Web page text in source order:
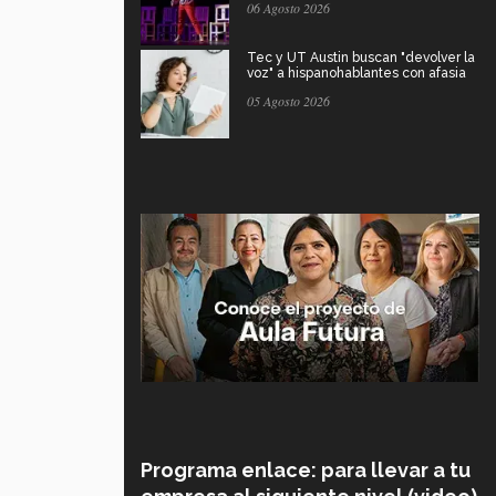
06 Agosto 2026
Tec y UT Austin buscan "devolver la
voz" a hispanohablantes con afasia
05 Agosto 2026
Programa enlace: para llevar a tu